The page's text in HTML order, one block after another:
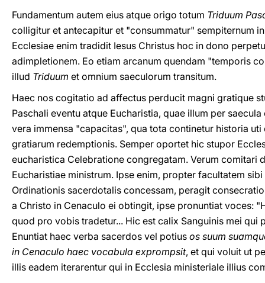
Fundamentum autem eius atque origo totum Triduum
colligitur et antecapitur et "consummatur" sempiternum
Ecclesiae enim tradidit Iesus Christus hoc in dono
adimpletionem. Eo etiam arcanum quendam "temporis
illud Triduum et omnium saeculorum transitum.
Haec nos cogitatio ad affectus perducit magni gratique
Paschali eventu atque Eucharistia, quae illum per
vera immensa "capacitas", qua tota continetur historia
gratiarum redemptionis. Semper oportet hic stupor
eucharistica Celebratione congregatam. Verum comitari
Eucharistiae ministrum. Ipse enim, propter facultatem
Ordinationis sacerdotalis concessam, peragit
a Christo in Cenaculo ei obtingit, ipse pronuntiat voces:
quod pro vobis tradetur... Hic est calix Sanguinis mei qui
Enuntiat haec verba sacerdos vel potius os suum
in Cenaculo haec vocabula exprompsit, et qui voluit ut
illis eadem iterarentur qui in Ecclesia ministeriale illius